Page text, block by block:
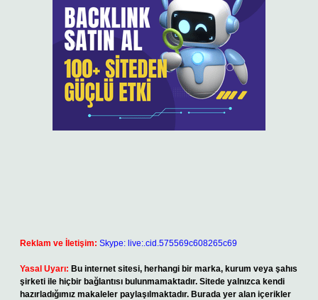
Reklam ve İletişim: Skype: live:.cid.575569c608265c69
Yasal Uyarı: Bu internet sitesi, herhangi bir marka, kurum veya şahıs
şirketi ile hiçbir bağlantısı bulunmamaktadır. Sitede yalnızca kendi
hazırladığımız makaleler paylaşılmaktadır. Burada yer alan içerikler